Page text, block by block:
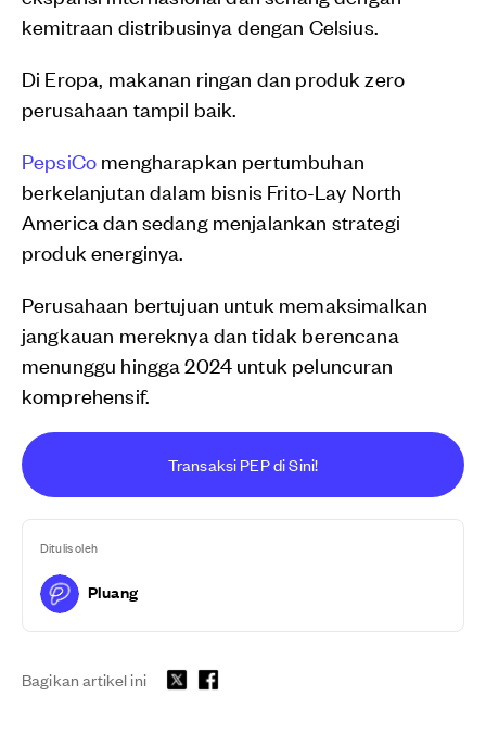
kemitraan distribusinya dengan Celsius.
Di Eropa, makanan ringan dan produk zero
perusahaan tampil baik.
PepsiCo mengharapkan pertumbuhan
berkelanjutan dalam bisnis Frito-Lay North
America dan sedang menjalankan strategi
produk energinya.
Perusahaan bertujuan untuk memaksimalkan
jangkauan mereknya dan tidak berencana
menunggu hingga 2024 untuk peluncuran
komprehensif.
Transaksi PEP di Sini!
Ditulis oleh
Pluang
Bagikan artikel ini